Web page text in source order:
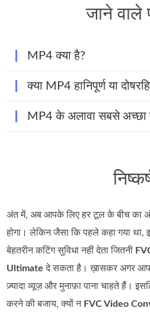
जाने वाले
MP4 क्या है?
क्या MP4 हानिपूर्ण या
MP4 के अलावा सबसे अच्छा
अंत में, अब आपके लिए हर टूल के बीच का
होगा। लेकिन जैसा कि पहले कहा गया था,
बेहतरीन कटिंग सुविधा नहीं देता जितनी
Ultimate दे सकता है। ख़ासकर अगर आप
ज़्यादा व्यूज़ और मुनाफ़ा पाना चाहते हैं।
करने की बजाय, क्यों न FVC Video